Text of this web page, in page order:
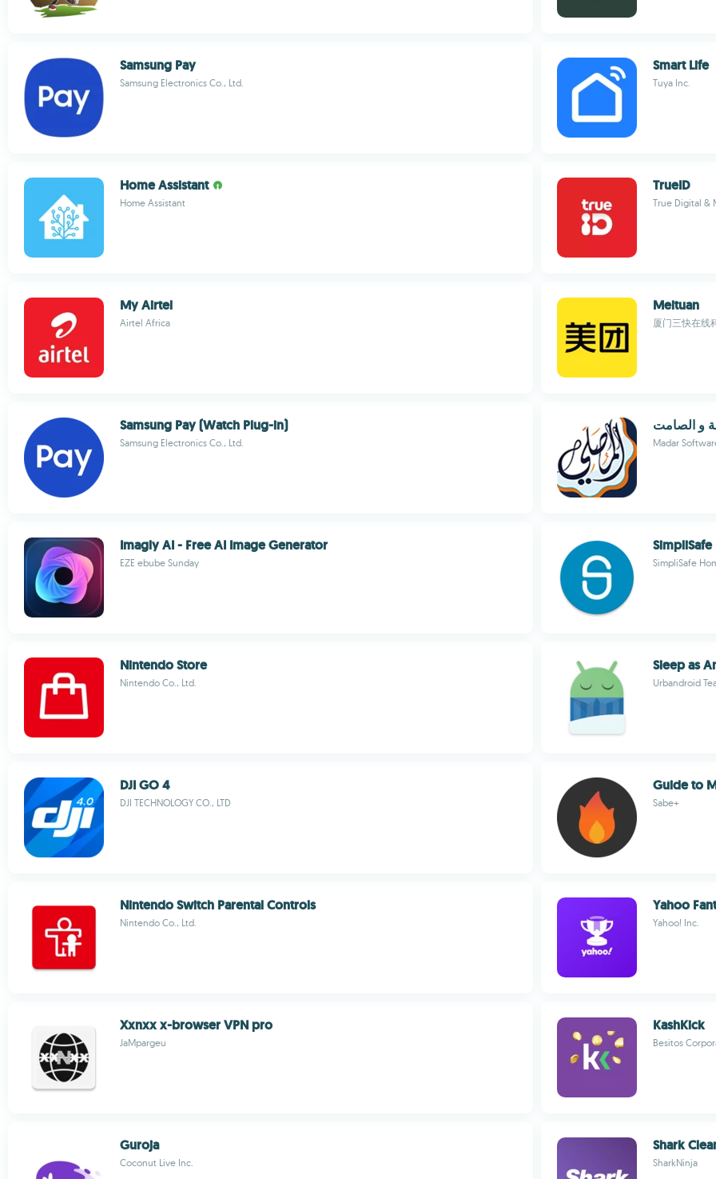
Samsung Pay
Samsung Electronics Co., Ltd.
Smart Life
Tuya Inc.
Home Assistant
Home Assistant
TrueID
True Digital &
My Airtel
Airtel Africa
Meituan
厦门三快在线
Samsung Pay (Watch Plug-in)
Samsung Electronics Co., Ltd.
و الصامت
Madar
Imagly AI - Free AI Image Generator
EZE ebube Sunday
SimpliSafe
SimpliSafe
Nintendo Store
Nintendo Co., Ltd.
Sleep as
Urbandroid
DJI GO 4
DJI TECHNOLOGY CO., LTD
Guide to
Sabe+
Nintendo Switch Parental Controls
Nintendo Co., Ltd.
Yahoo
Yahoo! Inc.
Xxnxx x-browser VPN pro
JaMpargeu
KashKick
Besitos
Guroja
Coconut Live Inc.
Shark
SharkNinja